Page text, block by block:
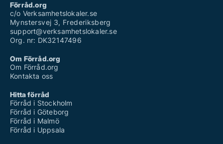
Förråd.org
c/o Verksamhetslokaler.se
Mynstersvej 3, Frederiksberg
support@verksamhetslokaler.se
Org. nr: DK32147496
Om Förråd.org
Om Förråd.org
Kontakta oss
Hitta förråd
Förråd i Stockholm
Förråd i Göteborg
Förråd i Malmö
Förråd i Uppsala